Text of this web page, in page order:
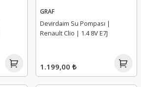
GRAF
Devirdaim Su Pompası |
Renault Clio | 1.4 8V E7J
1.199,00 ₺